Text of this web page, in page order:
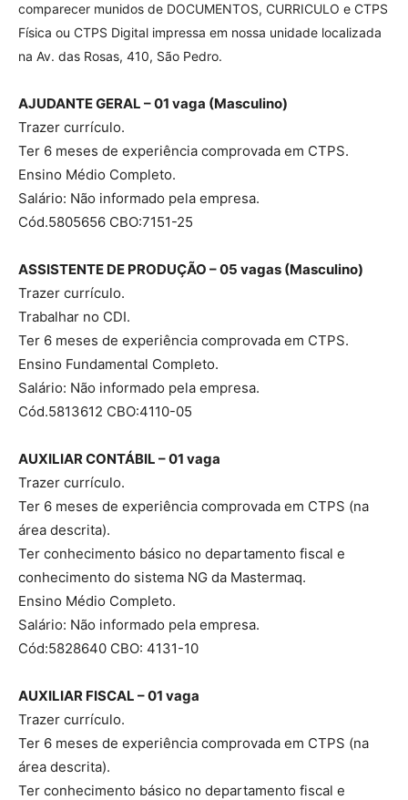
comparecer munidos de DOCUMENTOS, CURRICULO e CTPS
Física ou CTPS Digital impressa em nossa unidade localizada
na Av. das Rosas, 410, São Pedro.
AJUDANTE GERAL – 01 vaga (Masculino)
Trazer currículo.
Ter 6 meses de experiência comprovada em CTPS.
Ensino Médio Completo.
Salário: Não informado pela empresa.
Cód.5805656 CBO:7151-25
ASSISTENTE DE PRODUÇÃO – 05 vagas (Masculino)
Trazer currículo.
Trabalhar no CDI.
Ter 6 meses de experiência comprovada em CTPS.
Ensino Fundamental Completo.
Salário: Não informado pela empresa.
Cód.5813612 CBO:4110-05
AUXILIAR CONTÁBIL – 01 vaga
Trazer currículo.
Ter 6 meses de experiência comprovada em CTPS (na
área descrita).
Ter conhecimento básico no departamento fiscal e
conhecimento do sistema NG da Mastermaq.
Ensino Médio Completo.
Salário: Não informado pela empresa.
Cód:5828640 CBO: 4131-10
AUXILIAR FISCAL – 01 vaga
Trazer currículo.
Ter 6 meses de experiência comprovada em CTPS (na
área descrita).
Ter conhecimento básico no departamento fiscal e